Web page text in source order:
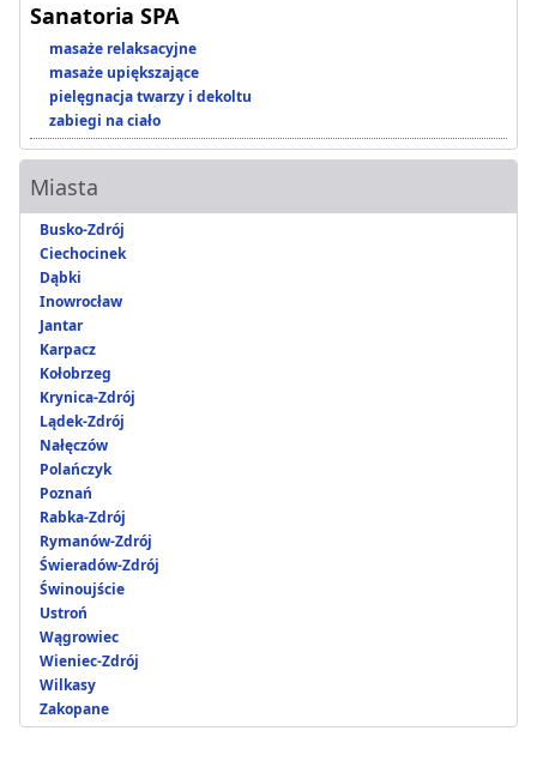
Sanatoria SPA
masaże relaksacyjne
masaże upiększające
pielęgnacja twarzy i dekoltu
zabiegi na ciało
Miasta
Busko-Zdrój
Ciechocinek
Dąbki
Inowrocław
Jantar
Karpacz
Kołobrzeg
Krynica-Zdrój
Lądek-Zdrój
Nałęczów
Polańczyk
Poznań
Rabka-Zdrój
Rymanów-Zdrój
Świeradów-Zdrój
Świnoujście
Ustroń
Wągrowiec
Wieniec-Zdrój
Wilkasy
Zakopane